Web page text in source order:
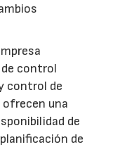
control
control de
una
de
de